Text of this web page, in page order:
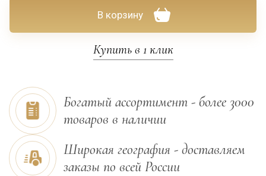
В корзину
Купить в 1 клик
Богатый ассортимент - более 3000
товаров в наличии
Широкая география - доставляем
заказы по всей России